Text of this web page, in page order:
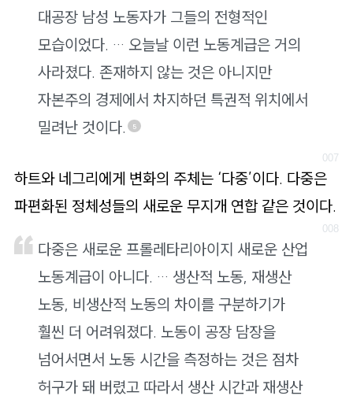
대공장 남성 노동자가 그들의 전형적인
모습이었다. … 오늘날 이런 노동계급은 거의
사라졌다. 존재하지 않는 것은 아니지만
자본주의 경제에서 차지하던 특권적 위치에서
밀려난 것이다.
5
하트와 네그리에게 변화의 주체는 ‘다중’이다. 다중은
파편화된 정체성들의 새로운 무지개 연합 같은 것이다.
다중은 새로운 프롤레타리아이지 새로운 산업
노동계급이 아니다. … 생산적 노동, 재생산
노동, 비생산적 노동의 차이를 구분하기가
훨씬 더 어려워졌다. 노동이 공장 담장을
넘어서면서 노동 시간을 측정하는 것은 점차
허구가 돼 버렸고 따라서 생산 시간과 재생산